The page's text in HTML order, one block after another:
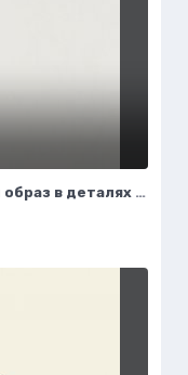
Драконица-воин: величественный образ в деталях модной иллюстрации. Нейросеть Flux 1